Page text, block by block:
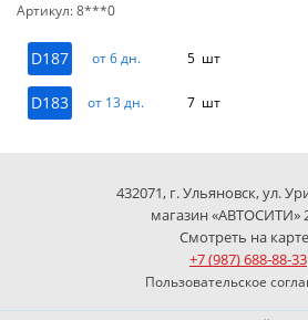
Артикул: 8***0
D187 от 6 дн. 5 шт
D183 от 13 дн. 7 шт
432071, г. Ульяновск, ул.
магазин «АВТОСИТИ»
Смотреть на
+7 (987) 688-88-33
Пользовательское